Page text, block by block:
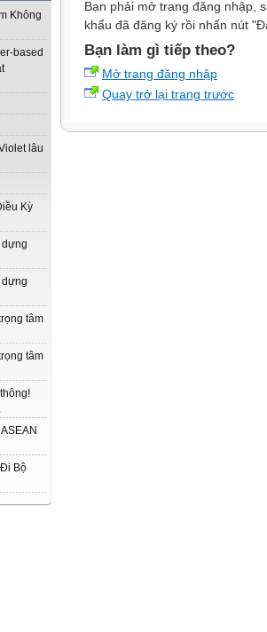
Không
based
lâu
Kỳ
dựng
dựng
tâm
tâm
Bộ
Bạn phải mở trang đăng nhập,
khẩu đã đăng ký rồi nhấn nút
Bạn làm gì tiếp theo?
Mở trang đăng nhập
Quay trở lại trang trước